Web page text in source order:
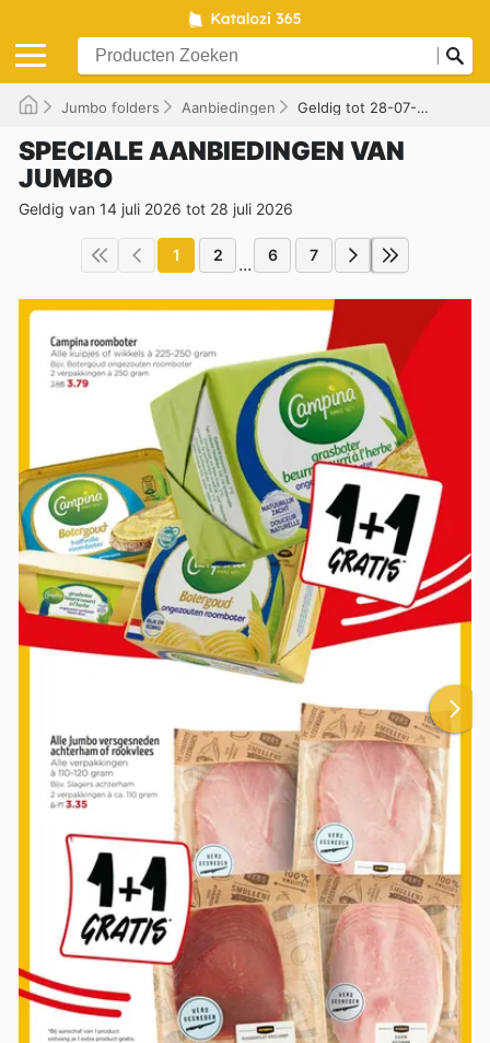
Jumbo folders Aanbiedingen Geldig tot 28-07-2026
SPECIALE AANBIEDINGEN VAN
JUMBO
Geldig van 14 juli 2026 tot 28 juli 2026
1 2 ... 6 7